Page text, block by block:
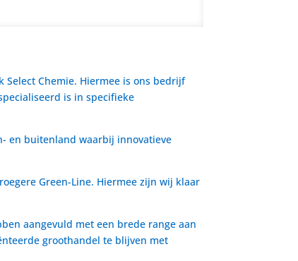
Chemie. Hiermee is ons bedrijf
is in specifieke
en buitenland waarbij innovatieve
Green-Line. Hiermee zijn wij klaar
aangevuld met een brede range aan
groothandel te blijven met